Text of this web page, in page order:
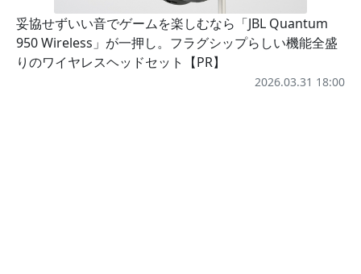
妥協せずいい音でゲームを楽しむなら「JBL Quantum
950 Wireless」が一押し。フラグシップらしい機能全盛
りのワイヤレスヘッドセット【PR】
2026.03.31 18:00